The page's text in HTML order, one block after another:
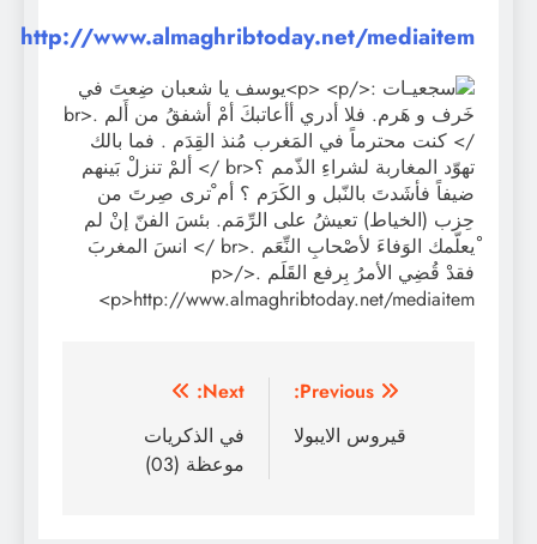
http://www.almaghribtoday.net/mediaitem
تصفّح
المقالات
Previous:
قيروس الايبولا
Next:
في الذكريات
موعظة (03)